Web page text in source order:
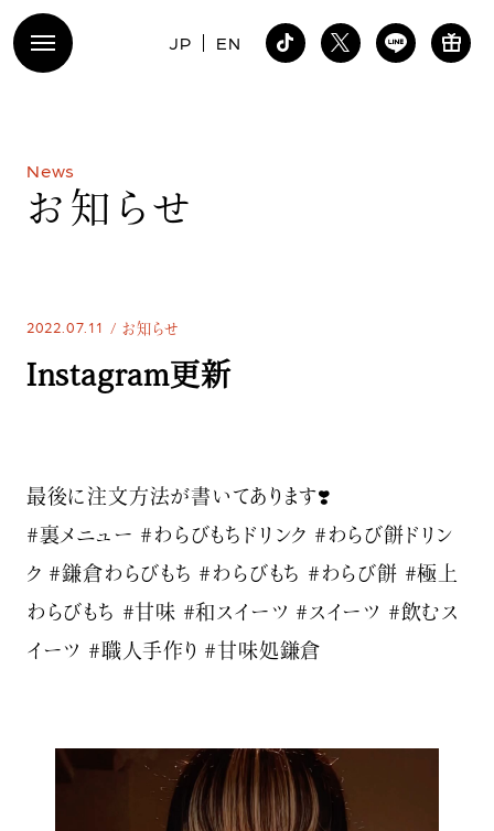
JP EN
News
お 知 ら せ
2022.07.11 お知らせ
Instagram更新
最後に注文方法が書いてあります❣️
#裏メニュー #わらびもちドリンク #わらび餅ドリン
ク #鎌倉わらびもち #わらびもち #わらび餅 #極上
わらびもち #甘味 #和スイーツ #スイーツ #飲むス
イーツ #職人手作り #甘味処鎌倉